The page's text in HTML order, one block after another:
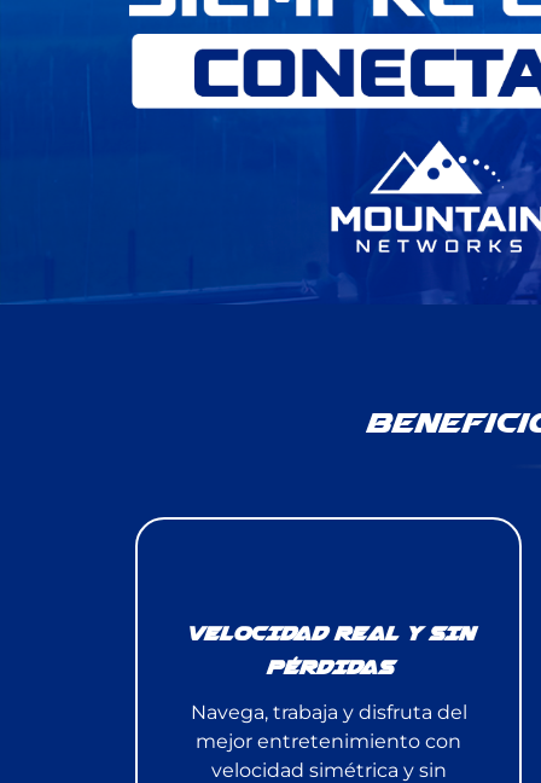
VELOCIDAD REAL Y SIN
PÉRDIDAS
Navega, trabaja y disfruta del
mejor entretenimiento con
velocidad simétrica y sin